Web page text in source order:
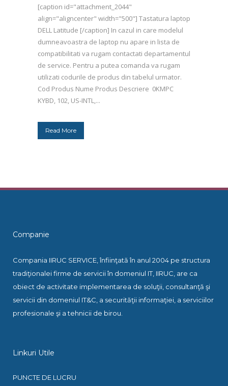
[caption id="attachment_2044"
align="aligncenter" width="500"] Tastatura laptop
DELL Latitude [/caption] In cazul in care modelul
dumneavoastra de laptop nu apare in lista de
compatibilitati va rugam contactati departamentul
de service. Pentru a putea comanda va rugam
utilizati codurile de produs din tabelul urmator.
Cod Produs Nume Produs Descriere 0KMPC
KYBD, 102, US-INTL,...
Read More
Companie
Compania IIRUC SERVICE, înfiinţată în anul 2004 pe structura
tradiţionalei firme de servicii în domeniul IT, IIRUC, are ca
obiect de activitate implementarea de soluţii, consultanţă şi
servicii din domeniul IT&C, a securităţii informaţiei, a serviciilor
profesionale şi a tehnicii de birou.
Linkuri Utile
PUNCTE DE LUCRU